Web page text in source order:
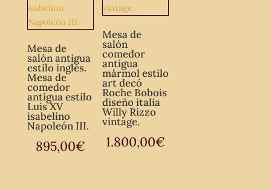
Mesa de
salón antigua
estilo inglés.
Mesa de
comedor
antigua estilo
Luis XV
isabelino
Napoleón III.
895,00€
Mesa de
salón
comedor
antigua
mármol estilo
art decó
Roche Bobois
diseño italia
Willy Rizzo
vintage.
1.800,00€